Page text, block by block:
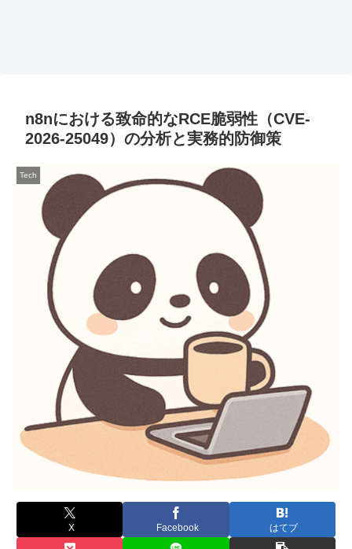
n8nにおける致命的なRCE脆弱性（CVE-
2026-25049）の分析と実務的防御策
Tech
X Facebook はてブ